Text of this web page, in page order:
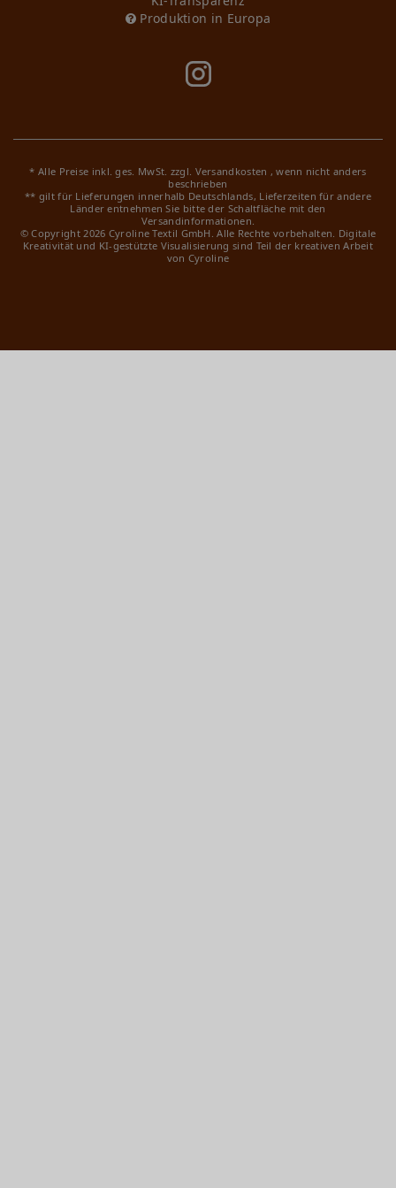
Produktion in Europa
* Alle Preise inkl. ges. MwSt. zzgl. Versandkosten , wenn nicht anders
beschrieben
** gilt für Lieferungen innerhalb Deutschlands, Lieferzeiten für andere
Länder entnehmen Sie bitte der Schaltfläche mit den
Versandinformationen.
© Copyright 2026 Cyroline Textil GmbH. Alle Rechte vorbehalten. Digitale
Kreativität und KI-gestützte Visualisierung sind Teil der kreativen Arbeit
von Cyroline